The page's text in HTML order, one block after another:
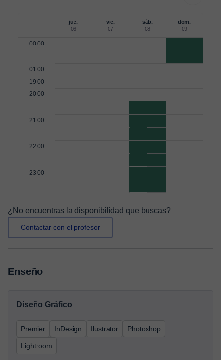
jue.
06
vie.
07
sáb.
08
dom.
09
00:00
01:00
19:00
20:00
21:00
22:00
23:00
¿No encuentras la disponibilidad que buscas?
Contactar con el profesor
Enseño
Diseño Gráfico
Premier InDesign Ilustrator Photoshop
Lightroom